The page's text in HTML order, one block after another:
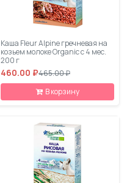
Каша Fleur Alpine гречневая на
козьем молоке Organic с 4 мес.
200 г
460.00 ₽465.00 ₽
В корзину